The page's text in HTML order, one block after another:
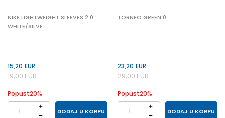
NIKE LIGHTWEIGHT SLEEVES 2.0
WHITE/SILVE
15,20 EUR
19,00EUR
Popust20%
DODAJ U KORPU
TORNEO GREEN 0
23,20 EUR
29,00EUR
Popust20%
DODAJ U KORPU